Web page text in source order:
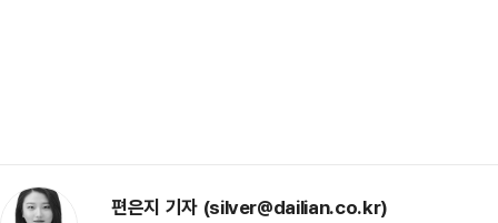
편은지 기자 (silver@dailian.co.kr)